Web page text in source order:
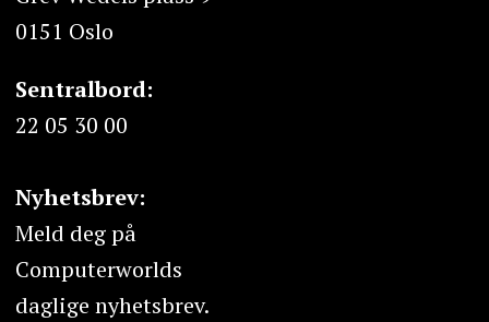
0151 Oslo
Sentralbord:
22 05 30 00
Nyhetsbrev:
Meld deg på
Computerworlds
daglige nyhetsbrev.